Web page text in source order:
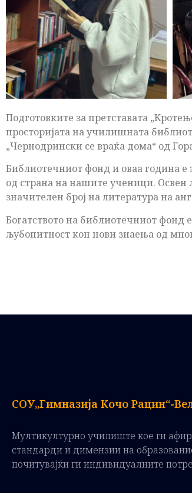
Подготовките за претставата
просторијата на училишната
„Чернодрински се враќа дома“ од
Библиотечниот фонд и оваа година е
од страна на нашите ученици. Освен
значителен број на литература на
Богатството на библиотечниот фонд
љубопитност кон нови знаења од
СОУ„Гимназија Кочо Рацин“-
Мултикултурно училиште кое ги
стандарди и димензии на
почитувајќи ги индивидуалните